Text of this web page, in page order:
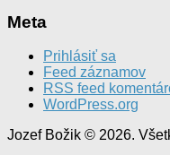
Meta
Prihlásiť sa
Feed záznamov
RSS feed
WordPress.org
Jozef Božik © 2026.